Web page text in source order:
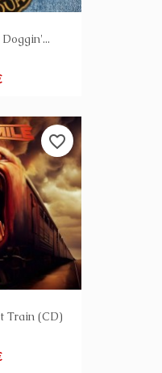
Train (CD)
favorite_border